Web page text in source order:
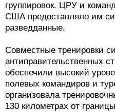
группировок. ЦРУ и
США предоставляло им
разведданные.
Совместные тренировки
антиправительственных
обеспечили высокий
полевых командиров и
организовала
130 километрах от